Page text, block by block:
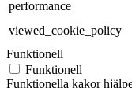
performance
viewed_cookie_policy
Funktionell
Funktionell
Funktionella kakor